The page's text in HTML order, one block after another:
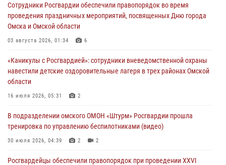
тренировка по управлению беспилотниками (видео)
30 июля 2026, 04:39 2
Росгвардия обеспечила безопасность уникального передвижного
29 июля 2026, 01:49
Росгвардейцы приняли участие в крестном ходе в День крещения
Руси в Омске
При содействии спецназа Росгвардии пресечены нарушения
миграционного законодательства в Омске (видео)
Сотрудники Росгвардии обеспечили правопорядок во время
проведения праздничных мероприятий, посвященных Дню города
Омска и Омской области
03 августа 2026, 01:34 6
«Каникулы с Росгвардией»: сотрудники вневедомственной охраны
навестили детские оздоровительные лагеря в трех районах Омской
области
16 июля 2026, 05:31 2
В подразделении омского ОМОН «Штурм» Росгвардии прошла
тренировка по управлению беспилотниками (видео)
30 июля 2026, 04:39 2 2
Росгвардейцы обеcпечили правопорядок при проведении XXVI